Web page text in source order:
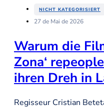
NICHT KATEGORISIERT
27 de Mai de 2026
Warum die
Zona‘
ihren Dreh in
Regisseur Cristian